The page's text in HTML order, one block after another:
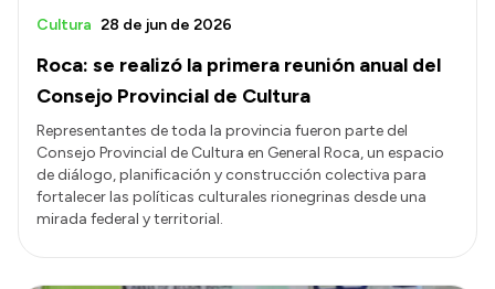
SIU GUARANÍ
TECNICATURAS
CAPACITACIONES
Roca: se realizó la primera reunión anual del
Consejo Provincial de Cultura
Cultura 28 de jun de 2026
Representantes de toda la provincia fueron parte del
Consejo Provincial de Cultura en General Roca, un espacio
de diálogo, planificación y construcción colectiva para
fortalecer las políticas culturales rionegrinas desde una
mirada federal y territorial.